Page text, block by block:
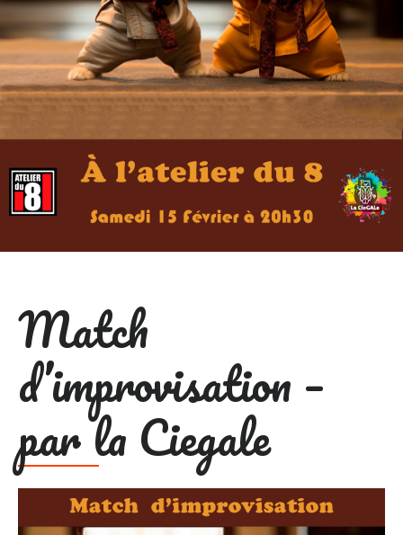
Match
d’improvisation –
par la Ciegale